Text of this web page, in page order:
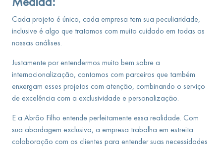
Cada projeto é único, cada empresa tem sua peculiaridade,
inclusive é algo que tratamos com muito cuidado em todas as
nossas análises.
Justamente por entendermos muito bem sobre a
internacionalização, contamos com parceiros que também
enxergam esses projetos com atenção, combinando o serviço
de excelência com a exclusividade e personalização.
E a Abrão Filho entende perfeitamente essa realidade. Com
sua abordagem exclusiva, a empresa trabalha em estreita
colaboração com os clientes para entender suas necessidades